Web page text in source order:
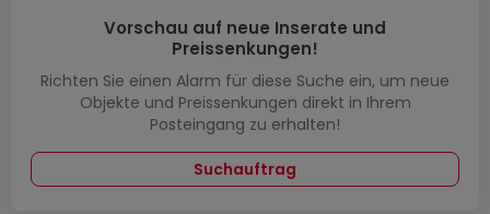
Vorschau auf neue Inserate und
Preissenkungen!
Richten Sie einen Alarm für diese Suche ein, um neue
Objekte und Preissenkungen direkt in Ihrem
Posteingang zu erhalten!
Suchauftrag